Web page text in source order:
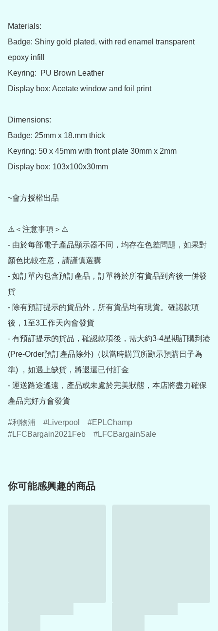
Materials:
Badge: Shiny gold plated, with red enamel transparent
epoxy infill
Keyring:  PU Brown Leather
Display box: Acetate window and foil print
Dimensions:
Badge: 25mm x 18.mm thick
Keyring: 50 x 45mm with front plate 30mm x 2mm
Display box: 103x100x30mm
~會方授權出品
⚠＜注意事項＞⚠
- 由於每部電子產品顯示器不同，均存在色差問題，如果對
顏色比較在意，請謹慎選購
- 如訂單內包含預訂產品，訂單將於所有貨品到齊後一併發
貨
- 除有預訂提示的貨品外，所有貨品均有現貨。確認款項
後，1至3工作天內會發貨
- 有預訂提示的貨品，確認款項後，需大約3-4星期訂購到港
(Pre-Order預訂產品除外)（以當時購買所顯示預購日子為
準) ，如遇上缺貨，將退還已付訂金
- 運送路途遙遠，產品或未處於完美狀態，本店將盡力確保
產品完好方會發貨
利物浦 Liverpool
EPLChamp
LFCBargain2021Feb
LFCBargainSale
你可能感興趣的商品